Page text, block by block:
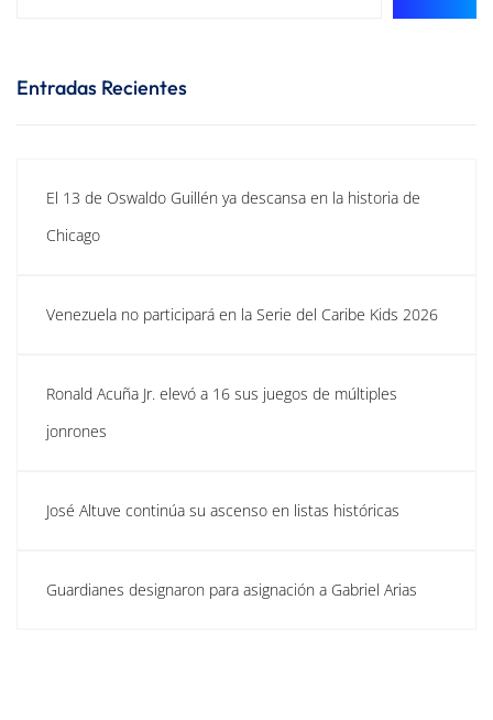
Entradas Recientes
El 13 de Oswaldo Guillén ya descansa en la historia de
Chicago
Venezuela no participará en la Serie del Caribe Kids 2026
Ronald Acuña Jr. elevó a 16 sus juegos de múltiples
jonrones
José Altuve continúa su ascenso en listas históricas
Guardianes designaron para asignación a Gabriel Arias